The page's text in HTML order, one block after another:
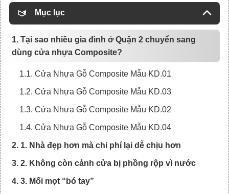
Mục lục
1. Tại sao nhiều gia đình ở Quận 2 chuyển sang
dùng cửa nhựa Composite?
1.1. Cửa Nhựa Gỗ Composite Mẫu KD.01
1.2. Cửa Nhựa Gỗ Composite Mẫu KD.03
1.3. Cửa Nhựa Gỗ Composite Mẫu KD.02
1.4. Cửa Nhựa Gỗ Composite Mẫu KD.04
2. 1. Nhà đẹp hơn mà chi phí lại dễ chịu hơn
3. 2. Không còn cảnh cửa bị phồng rộp vì nước
4. 3. Mối mọt “bó tay”